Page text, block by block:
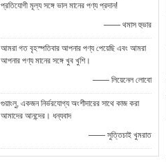
প্রতিযোগী মূল্য সঙ্গে ভাল মানের পণ্য প্রদান!
—— থমাস হুভার
আমরা গত বৃহস্পতিবার আপনার পণ্য পেয়েছি এবং আমরা
আপনার পণ্য মানের সঙ্গে খুব খুশি।
—— লিয়েনেল লোবো
গুয়াংলু, একজন নির্ভরযোগ্য অংশীদারের সাথে কাজ করা
আমাদের আনন্দের। ধন্যবাদ
—— সুত্তিচাই খুমরাত